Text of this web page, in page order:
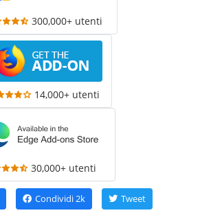
300,000+ utenti
14,000+ utenti
30,000+ utenti
Condividi2k Tweet